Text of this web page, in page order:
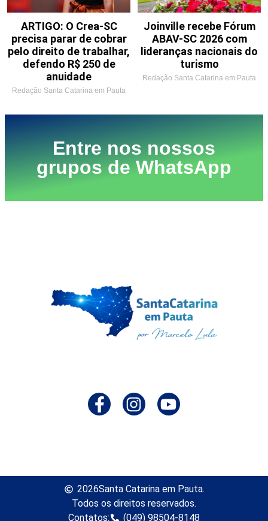
ARTIGO: O Crea-SC
precisa parar de cobrar
pelo direito de trabalhar,
defendo R$ 250 de
anuidade
Redação Santa Catarina em Pauta
Joinville recebe Fórum
ABAV-SC 2026 com
lideranças nacionais do
turismo
Redação Santa Catarina em Pauta
Entre nos nossos
grupos de WhatsApp
2026Santa Catarina em Pauta.
Todos os direitos reservados.
Contatos:
(049) 98504-8148